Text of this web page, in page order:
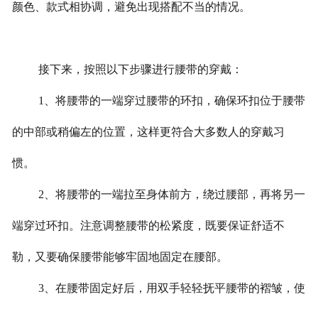
颜色、款式相协调，避免出现搭配不当的情况。
接下来，按照以下步骤进行腰带的穿戴：
1、将腰带的一端穿过腰带的环扣，确保环扣位于腰带
的中部或稍偏左的位置，这样更符合大多数人的穿戴习
惯。
2、将腰带的一端拉至身体前方，绕过腰部，再将另一
端穿过环扣。注意调整腰带的松紧度，既要保证舒适不
勒，又要确保腰带能够牢固地固定在腰部。
3、在腰带固定好后，用双手轻轻抚平腰带的褶皱，使